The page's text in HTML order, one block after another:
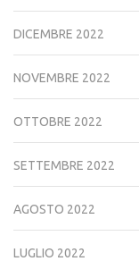
DICEMBRE 2022
NOVEMBRE 2022
OTTOBRE 2022
SETTEMBRE 2022
AGOSTO 2022
LUGLIO 2022